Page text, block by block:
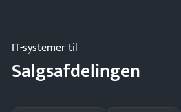
IT-systemer til
Salgsafdelingen